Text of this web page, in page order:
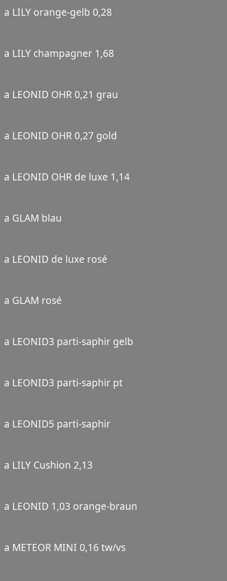
a LILY orange-gelb 0,28
a LILY champagner 1,68
a LEONID OHR 0,21 grau
a LEONID OHR 0,27 gold
a LEONID OHR de luxe 1,14
a GLAM blau
a LEONID de luxe rosé
a GLAM rosé
a LEONID3 parti-saphir gelb
a LEONID3 parti-saphir pt
a LEONID5 parti-saphir
a LILY Cushion 2,13
a LEONID 1,03 orange-braun
a METEOR MINI 0,16 tw/vs